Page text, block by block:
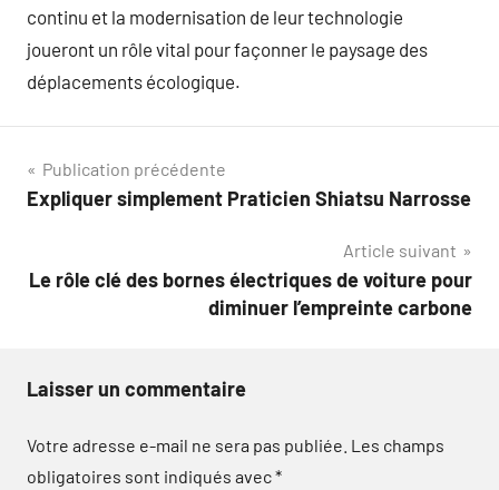
continu et la modernisation de leur technologie
joueront un rôle vital pour façonner le paysage des
déplacements écologique.
Navigation
de
Publication précédente
Expliquer simplement Praticien Shiatsu Narrosse
Article suivant
Le rôle clé des bornes électriques de voiture pour
diminuer l’empreinte carbone
Laisser un commentaire
Votre adresse e-mail ne sera pas publiée. Les champs
obligatoires sont indiqués avec*